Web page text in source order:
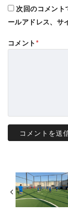
次回のコメント
ールアドレス、サ
コメント*